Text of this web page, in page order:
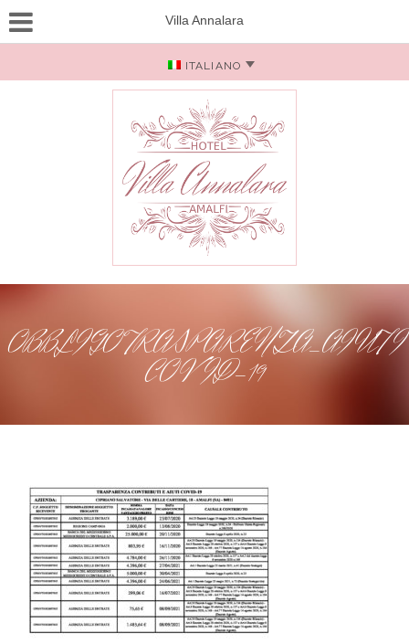
Villa Annalara
ITALIANO
OBBLIGO TRASPARENZA_AIUTI
COVID-19